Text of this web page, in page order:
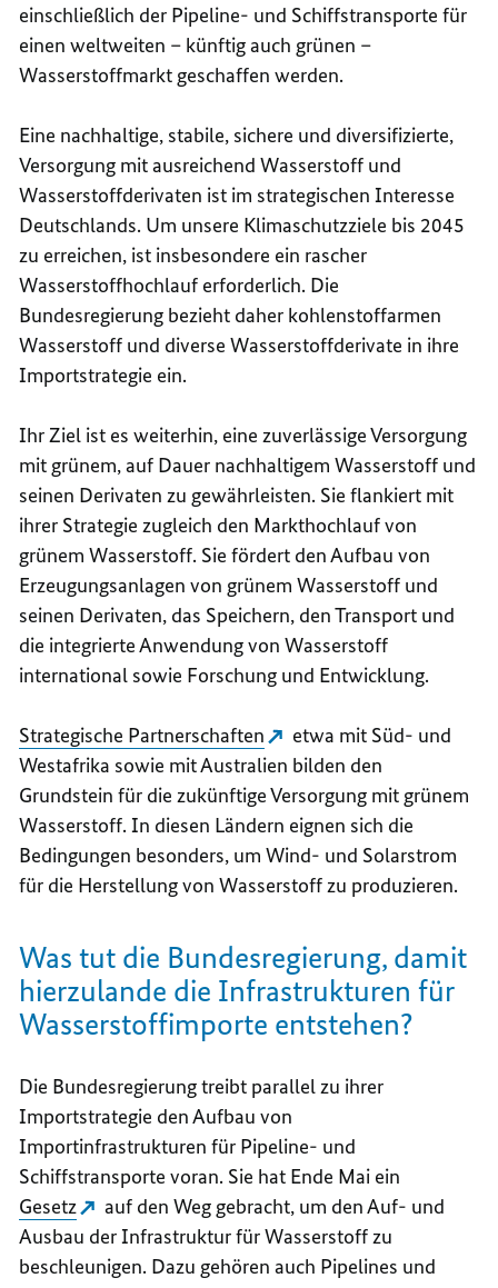
einschließlich der Pipeline- und Schiffstransporte für
einen weltweiten – künftig auch grünen –
Wasserstoffmarkt geschaffen werden.
Eine nachhaltige, stabile, sichere und diversifizierte,
Versorgung mit ausreichend Wasserstoff und
Wasserstoffderivaten ist im strategischen Interesse
Deutschlands. Um unsere Klimaschutzziele bis 2045
zu erreichen, ist insbesondere ein rascher
Wasserstoffhochlauf erforderlich. Die
Bundesregierung bezieht daher kohlenstoffarmen
Wasserstoff und diverse Wasserstoffderivate in ihre
Importstrategie ein.
Ihr Ziel ist es weiterhin, eine zuverlässige Versorgung
mit grünem, auf Dauer nachhaltigem Wasserstoff und
seinen Derivaten zu gewährleisten. Sie flankiert mit
ihrer Strategie zugleich den Markthochlauf von
grünem Wasserstoff. Sie fördert den Aufbau von
Erzeugungsanlagen von grünem Wasserstoff und
seinen Derivaten, das Speichern, den Transport und
die integrierte Anwendung von Wasserstoff
international sowie Forschung und Entwicklung.
Strategische Partnerschaften
etwa mit Süd- und
Westafrika sowie mit Australien bilden den
Grundstein für die zukünftige Versorgung mit grünem
Wasserstoff. In diesen Ländern eignen sich die
Bedingungen besonders, um Wind- und Solarstrom
für die Herstellung von Wasserstoff zu produzieren.
Was tut die Bundesregierung, damit
hierzulande die Infrastrukturen für
Wasserstoffimporte entstehen?
Die Bundesregierung treibt parallel zu ihrer
Importstrategie den Aufbau von
Importinfrastrukturen für Pipeline- und
Schiffstransporte voran. Sie hat Ende Mai ein
Gesetz
auf den Weg gebracht, um den Auf- und
Ausbau der Infrastruktur für Wasserstoff zu
beschleunigen. Dazu gehören auch Pipelines und